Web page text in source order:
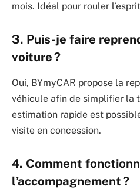
mois. Idéal pour rouler
3. Puis-je faire
voiture ?
Oui, BYmyCAR propose la
véhicule afin de simplifier la
estimation rapide est
visite en concession.
4. Comment
l’accompagnement ?